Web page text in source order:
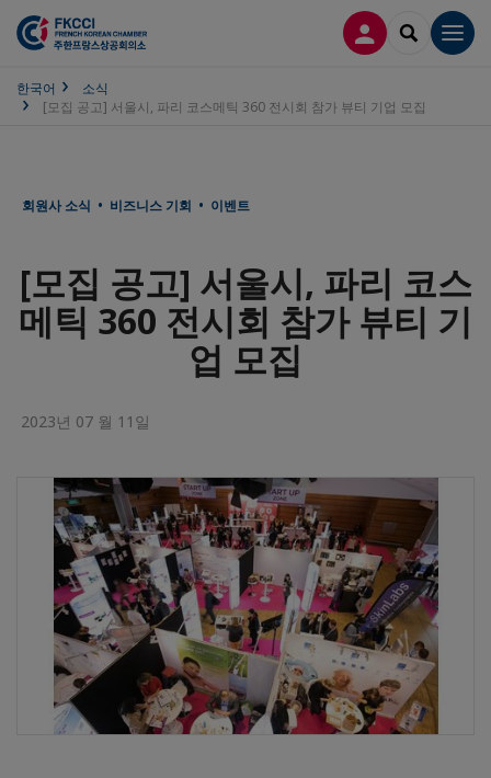
접속 SEARCH
한국어
소식
[모집 공고] 서울시, 파리 코스메틱 360 전시회 참가 뷰티 기업 모집
회원사 소식 • 비즈니스 기회 • 이벤트
[모집 공고] 서울시, 파리 코스
메틱 360 전시회 참가 뷰티 기
업 모집
2023년 07 월 11일